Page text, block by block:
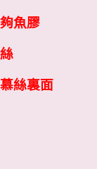
魚膠
絲裏面